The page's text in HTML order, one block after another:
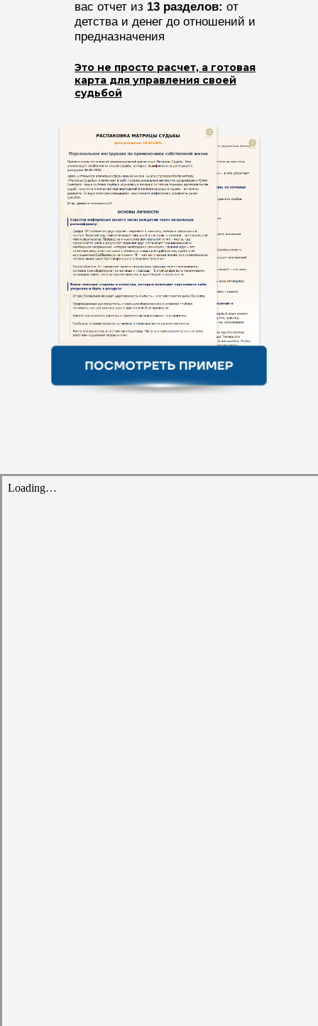
Это не просто расчет, а готовая
карта для управления своей
судьбой
вас отчет из 13 разделов: от
детства и денег до отношений и
предназначения